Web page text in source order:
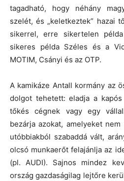
tagadható, hogy néhány
szelét, és „keletkeztek” hazai
sikerrel, erre sikertelen
sikeres példa Széles és a
MOTIM, Csányi és az OTP.
A kamikáze Antall kormány az
dolgot tehetett: eladja a
tőkés cégnek vagy egy
bezárja azokat, amelyeket
utóbbiakból szabaddá vált,
olcsó munkaerőt felajánlja az
(pl. AUDI). Sajnos mindez
ország gazdaságilag lejtőre